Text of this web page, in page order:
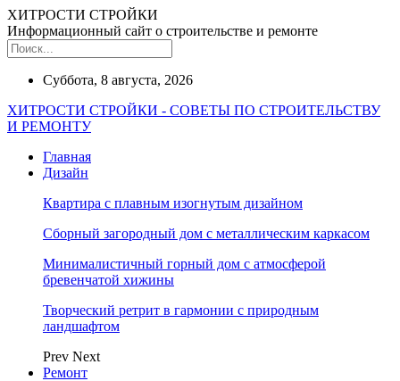
ХИТРОСТИ СТРОЙКИ
Информационный сайт о строительстве и ремонте
Суббота, 8 августа, 2026
ХИТРОСТИ СТРОЙКИ - СОВЕТЫ ПО СТРОИТЕЛЬСТВУ
И РЕМОНТУ
Главная
Дизайн
Квартира с плавным изогнутым дизайном
Сборный загородный дом с металлическим каркасом
Минималистичный горный дом с атмосферой
бревенчатой хижины
Творческий ретрит в гармонии с природным
ландшафтом
Prev Next
Ремонт